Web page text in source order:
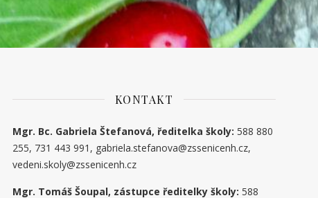
KONTAKT
Mgr. Bc. Gabriela Štefanová, ředitelka školy: 588 880
255, 731 443 991, gabriela.stefanova@zssenicenh.cz,
vedeni.skoly@zssenicenh.cz
Mgr. Tomáš Šoupal, zástupce ředitelky školy: 588